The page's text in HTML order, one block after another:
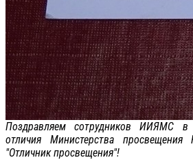
Поздравляем сотрудников ИИЯМС в
отличия Министерства просвещения
"Отличник просвещения"!